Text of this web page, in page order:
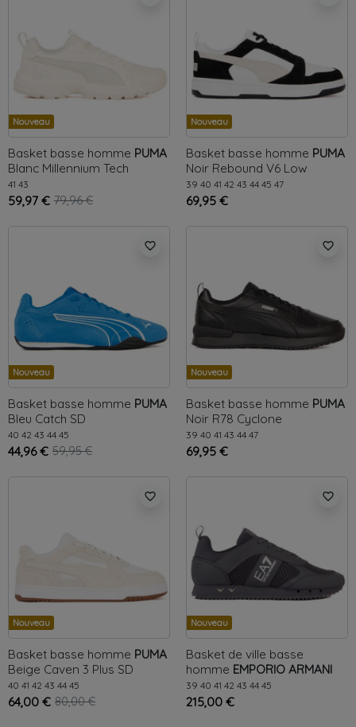
Nouveau
Basket basse homme PUMA
Blanc Millennium Tech
41 43
59,97 € 79,96 €
Nouveau
Basket basse homme PUMA
Noir Rebound V6 Low
39 40 41 42 43 44 45 47
69,95 €
favorite_border
Nouveau
Basket basse homme PUMA
Bleu Catch SD
40 42 43 44 45
44,96 € 59,95 €
favorite_border
Nouveau
Basket basse homme PUMA
Noir R78 Cyclone
39 40 41 43 44 47
69,95 €
favorite_border
Nouveau
Basket basse homme PUMA
Beige Caven 3 Plus SD
40 41 42 43 44 45
64,00 € 80,00 €
favorite_border
Nouveau
Basket de ville basse
homme EMPORIO ARMANI
Noir Signature
39 40 41 42 43 44 45
215,00 €